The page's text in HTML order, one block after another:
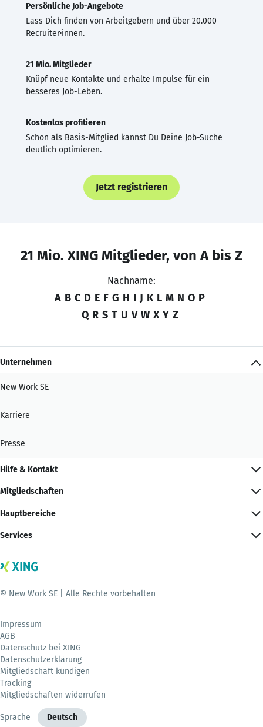
Persönliche Job-Angebote
Lass Dich finden von Arbeitgebern und über 20.000
Recruiter·innen.
21 Mio. Mitglieder
Knüpf neue Kontakte und erhalte Impulse für ein
besseres Job-Leben.
Kostenlos profitieren
Schon als Basis-Mitglied kannst Du Deine Job-Suche
deutlich optimieren.
Jetzt registrieren
21 Mio. XING Mitglieder, von A bis Z
Nachname:
A B C D E F G H I J K L M N O P
Q R S T U V W X Y Z
Unternehmen
New Work SE
Karriere
Presse
Hilfe & Kontakt
Mitgliedschaften
Hauptbereiche
Services
© New Work SE | Alle Rechte vorbehalten
Impressum
AGB
Datenschutz bei XING
Datenschutzerklärung
Mitgliedschaft kündigen
Tracking
Mitgliedschaften widerrufen
Sprache Deutsch